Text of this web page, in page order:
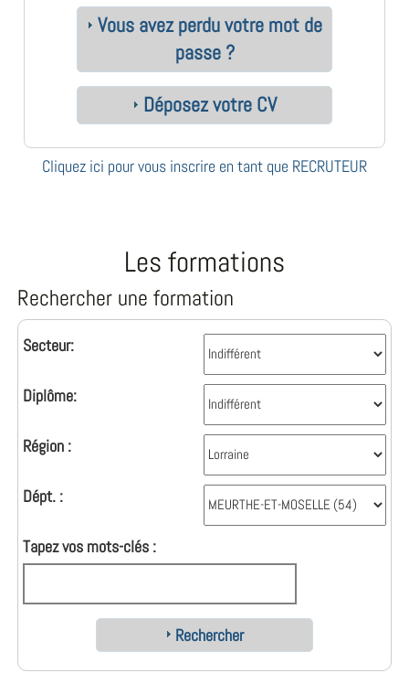
Vous avez perdu votre mot de
passe ?
Déposez votre CV
Cliquez ici pour vous inscrire en tant que RECRUTEUR
Les formations
Rechercher une formation
Secteur:
Diplôme:
Région :
Dépt. :
Tapez vos mots-clés :
Rechercher